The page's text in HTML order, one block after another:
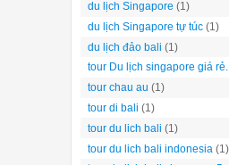
du lịch Singapore (1)
du lịch Singapore tự túc (1)
du lịch đảo bali (1)
tour Du lịch singapore giá rẻ.
tour chau au (1)
tour di bali (1)
tour du lich bali (1)
tour du lich bali indonesia (1)